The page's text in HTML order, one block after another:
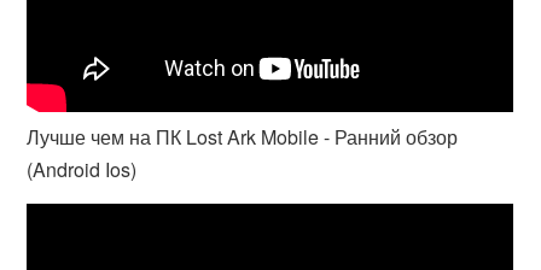
Лучше чем на ПК Lost Ark Mobile - Ранний обзор
(Android Ios)